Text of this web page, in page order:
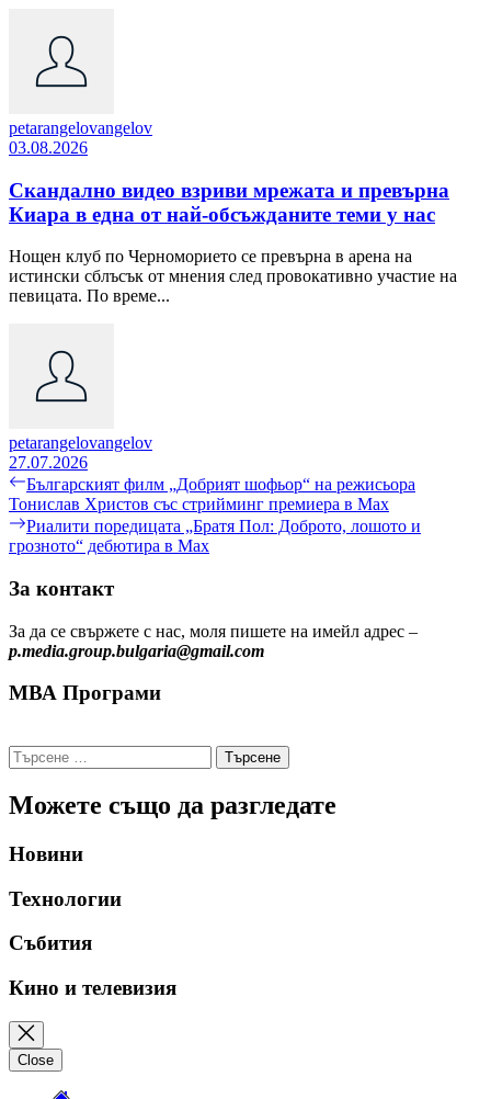
petarangelovangelov
03.08.2026
Скандално видео взриви мрежата и превърна
Киара в една от най-обсъжданите теми у нас
Нощен клуб по Черноморието се превърна в арена на
истински сблъсък от мнения след провокативно участие на
певицата. По време...
petarangelovangelov
27.07.2026
Навигация
Previous
post:
Българският филм „Добрият шофьор“ на режисьора
Тонислав Христов със стрийминг премиера в Max
Next
post:
Риалити поредицата „Братя Пол: Доброто, лошото и
грозното“ дебютира в Max
За контакт
За да се свържете с нас, моля пишете на имейл адрес –
p.media.group.bulgaria@gmail.com
МВА Програми
Търсене
за:
Можете също да разгледате
Новини
Технологии
Събития
Кино и телевизия
Close